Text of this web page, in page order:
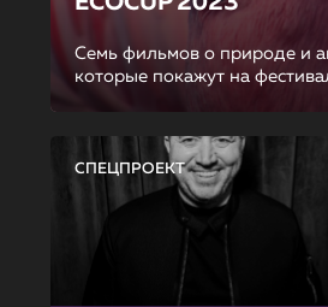
Семь фильмов о природе и
которые покажут на
СПЕЦПРОЕКТ